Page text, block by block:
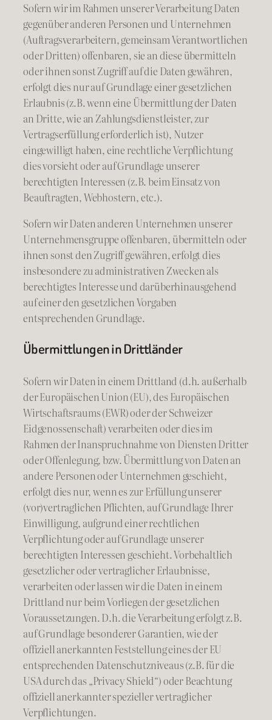
Sofern wir im Rahmen unserer Verarbeitung Daten
gegenüber anderen Personen und Unternehmen
(Auftragsverarbeitern, gemeinsam Verantwortlichen
oder Dritten) offenbaren, sie an diese übermitteln
oder ihnen sonst Zugriff auf die Daten gewähren,
erfolgt dies nur auf Grundlage einer gesetzlichen
Erlaubnis (z.B. wenn eine Übermittlung der Daten
an Dritte, wie an Zahlungsdienstleister, zur
Vertragserfüllung erforderlich ist), Nutzer
eingewilligt haben, eine rechtliche Verpflichtung
dies vorsieht oder auf Grundlage unserer
berechtigten Interessen (z.B. beim Einsatz von
Beauftragten, Webhostern, etc.).
Sofern wir Daten anderen Unternehmen unserer
Unternehmensgruppe offenbaren, übermitteln oder
ihnen sonst den Zugriff gewähren, erfolgt dies
insbesondere zu administrativen Zwecken als
berechtigtes Interesse und darüberhinausgehend
auf einer den gesetzlichen Vorgaben
entsprechenden Grundlage.
Übermittlungen in Drittländer
Sofern wir Daten in einem Drittland (d.h. außerhalb
der Europäischen Union (EU), des Europäischen
Wirtschaftsraums (EWR) oder der Schweizer
Eidgenossenschaft) verarbeiten oder dies im
Rahmen der Inanspruchnahme von Diensten Dritter
oder Offenlegung, bzw. Übermittlung von Daten an
andere Personen oder Unternehmen geschieht,
erfolgt dies nur, wenn es zur Erfüllung unserer
(vor)vertraglichen Pflichten, auf Grundlage Ihrer
Einwilligung, aufgrund einer rechtlichen
Verpflichtung oder auf Grundlage unserer
berechtigten Interessen geschieht. Vorbehaltlich
gesetzlicher oder vertraglicher Erlaubnisse,
verarbeiten oder lassen wir die Daten in einem
Drittland nur beim Vorliegen der gesetzlichen
Voraussetzungen. D.h. die Verarbeitung erfolgt z.B.
auf Grundlage besonderer Garantien, wie der
offiziell anerkannten Feststellung eines der EU
entsprechenden Datenschutzniveaus (z.B. für die
USA durch das „Privacy Shield“) oder Beachtung
offiziell anerkannter spezieller vertraglicher
Verpflichtungen.